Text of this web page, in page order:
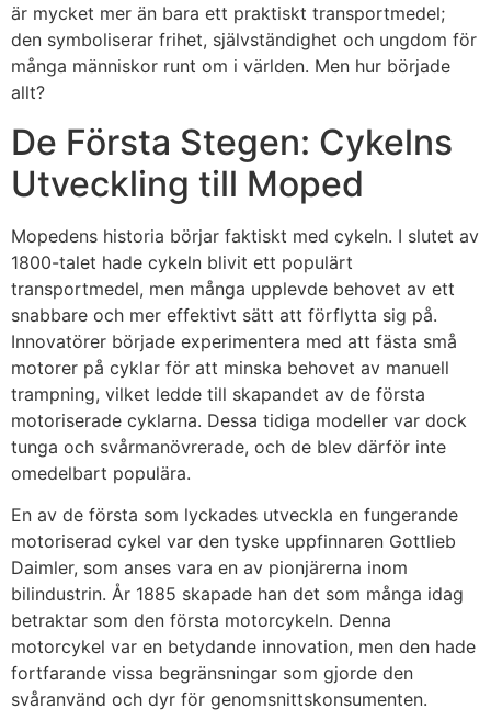
är mycket mer än bara ett praktiskt transportmedel;
den symboliserar frihet, självständighet och ungdom för
många människor runt om i världen. Men hur började
allt?
De Första Stegen: Cykelns
Utveckling till Moped
Mopedens historia börjar faktiskt med cykeln. I slutet av
1800-talet hade cykeln blivit ett populärt
transportmedel, men många upplevde behovet av ett
snabbare och mer effektivt sätt att förflytta sig på.
Innovatörer började experimentera med att fästa små
motorer på cyklar för att minska behovet av manuell
trampning, vilket ledde till skapandet av de första
motoriserade cyklarna. Dessa tidiga modeller var dock
tunga och svårmanövrerade, och de blev därför inte
omedelbart populära.
En av de första som lyckades utveckla en fungerande
motoriserad cykel var den tyske uppfinnaren Gottlieb
Daimler, som anses vara en av pionjärerna inom
bilindustrin. År 1885 skapade han det som många idag
betraktar som den första motorcykeln. Denna
motorcykel var en betydande innovation, men den hade
fortfarande vissa begränsningar som gjorde den
svåranvänd och dyr för genomsnittskonsumenten.